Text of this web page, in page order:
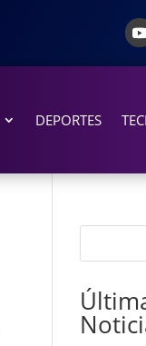
DEPORTES